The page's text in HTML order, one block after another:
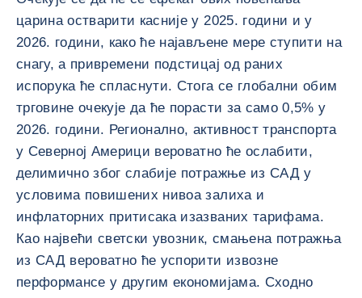
царина остварити касније у 2025. години и у
2026. години, како ће најављене мере ступити на
снагу, а привремени подстицај од раних
испорука ће спласнути. Стога се глобални обим
трговине очекује да ће порасти за само 0,5% у
2026. години. Регионално, активност транспорта
у Северној Америци вероватно ће ослабити,
делимично због слабије потражње из САД у
условима повишених нивоа залиха и
инфлаторних притисака изазваних тарифама.
Као највећи светски увозник, смањена потражња
из САД вероватно ће успорити извозне
перформансе у другим економијама. Сходно